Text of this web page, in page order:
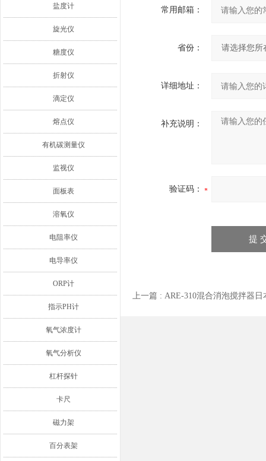
盐度计
旋光仪
糖度仪
折射仪
滴定仪
熔点仪
有机碳测量仪
监视仪
面板表
溶氧仪
电阻率仪
电导率仪
ORP计
指示PH计
氧气浓度计
氧气分析仪
杠杆探针
卡尺
磁力架
百分表架
常用邮箱：
省份：
详细地址：
补充说明：
验证码：
上一篇 : ARE-310混合消泡搅拌器日